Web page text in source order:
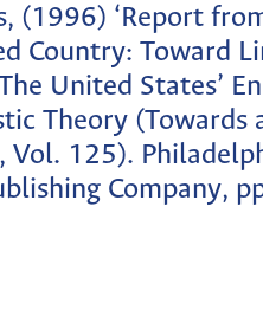
(1996) ‘Report
Country: Toward
United States’
Theory (Towards
Vol. 125).
Company,